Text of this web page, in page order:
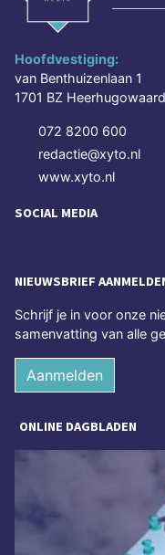
Hoofdvestiging:
van Benthuizenlaan 1
1701 BZ Heerhugowaard
072 8200 600
redactie@xyto.nl
www.xyto.nl
SOCIAL MEDIA
NIEUWSBRIEF
Schrijf je in voor onze
samenvatting van alle
Aanmelden
ONLINE DAGBLADEN